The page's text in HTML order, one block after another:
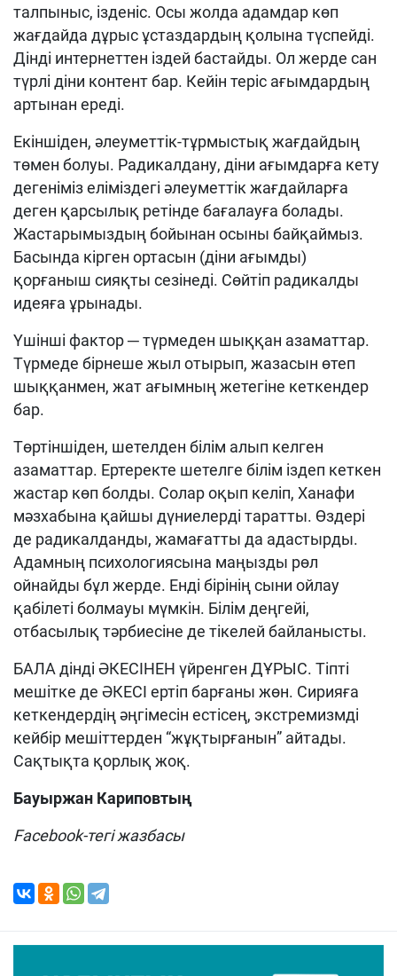
талпыныс, ізденіс. Осы жолда адамдар көп
жағдайда дұрыс ұстаздардың қолына түспейді.
Дінді интернеттен іздей бастайды. Ол жерде сан
түрлі діни контент бар. Кейін теріс ағымдардың
артынан ереді.
Екіншіден, әлеуметтік-тұрмыстық жағдайдың
төмен болуы. Радикалдану, діни ағымдарға кету
дегеніміз еліміздегі әлеуметтік жағдайларға
деген қарсылық ретінде бағалауға болады.
Жастарымыздың бойынан осыны байқаймыз.
Басында кірген ортасын (діни ағымды)
қорғаныш сияқты сезінеді. Сөйтіп радикалды
идеяға ұрынады.
Үшінші фактор ─ түрмеден шыққан азаматтар.
Түрмеде бірнеше жыл отырып, жазасын өтеп
шыққанмен, жат ағымның жетегіне кеткендер
бар.
Төртіншіден, шетелден білім алып келген
азаматтар. Ертеректе шетелге білім іздеп кеткен
жастар көп болды. Солар оқып келіп, Ханафи
мәзхабына қайшы дүниелерді таратты. Өздері
де радикалданды, жамағатты да адастырды.
Адамның психологиясына маңызды рөл
ойнайды бұл жерде. Енді бірінің сыни ойлау
қабілеті болмауы мүмкін. Білім деңгейі,
отбасылық тәрбиесіне де тікелей байланысты.
БАЛА дінді ӘКЕСІНЕН үйренген ДҰРЫС. Тіпті
мешітке де ӘКЕСІ ертіп барғаны жөн. Сирияға
кеткендердің әңгімесін естісең, экстремизмді
кейбір мешіттерден “жұқтырғанын” айтады.
Сақтықта қорлық жоқ.
Бауыржан Кариповтың
Facebook-тегі жазбасы